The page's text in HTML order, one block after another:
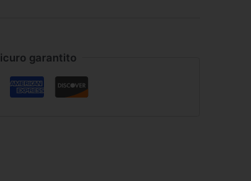
garantito